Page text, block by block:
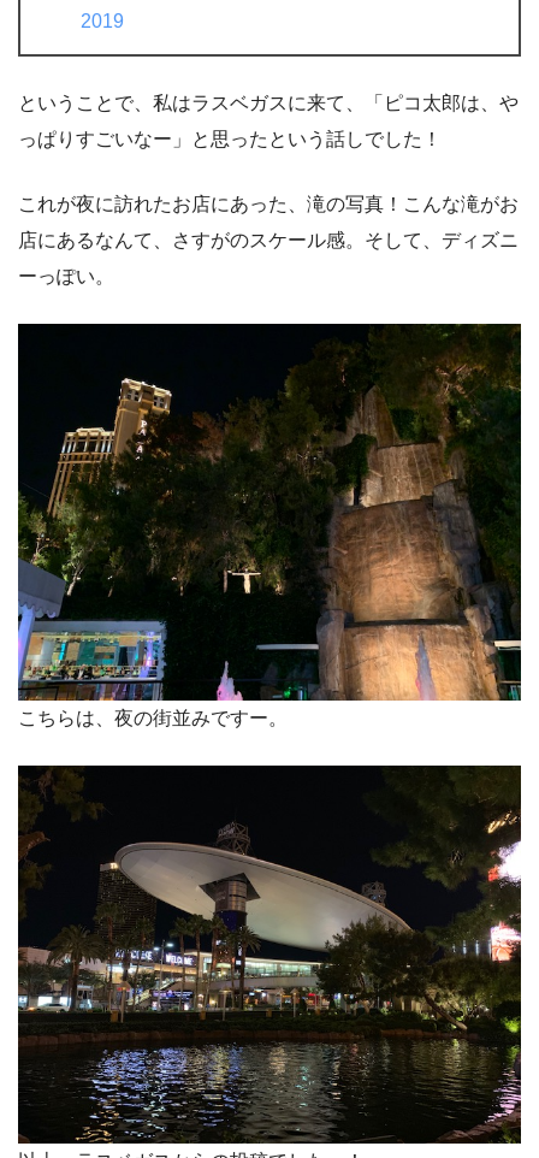
2019
ということで、私はラスベガスに来て、「ピコ太郎は、や
っぱりすごいなー」と思ったという話しでした！
これが夜に訪れたお店にあった、滝の写真！こんな滝がお
店にあるなんて、さすがのスケール感。そして、ディズニ
ーっぽい。
こちらは、夜の街並みですー。